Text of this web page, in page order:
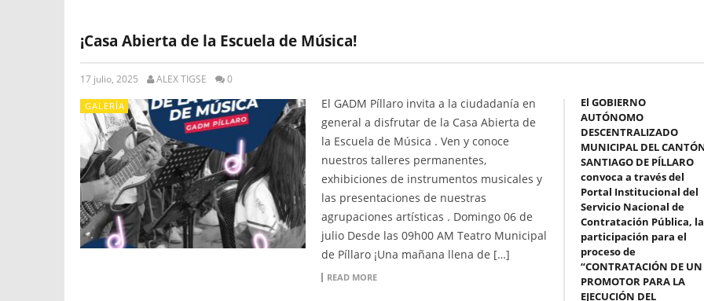
¡Casa Abierta de la Escuela de Música!
17 julio, 2025 ALEX TIGSE 0
GALERÍA
El GADM Píllaro invita a la ciudadanía en
general a disfrutar de la Casa Abierta de
la Escuela de Música . Ven y conoce
nuestros talleres permanentes,
exhibiciones de instrumentos musicales y
las presentaciones de nuestras
agrupaciones artísticas . Domingo 06 de
julio Desde las 09h00 AM Teatro Municipal
de Píllaro ¡Una mañana llena de […]
READ MORE
El GOBIERNO
AUTÓNOMO
DESCENTRALIZADO
MUNICIPAL DEL
SANTIAGO DE PÍLLARO
convoca a través del
Portal Institucional del
Servicio Nacional de
Contratación Pública, la
participación para el
proceso de
“CONTRATACIÓN DE UN
PROMOTOR PARA LA
EJECUCIÓN DEL